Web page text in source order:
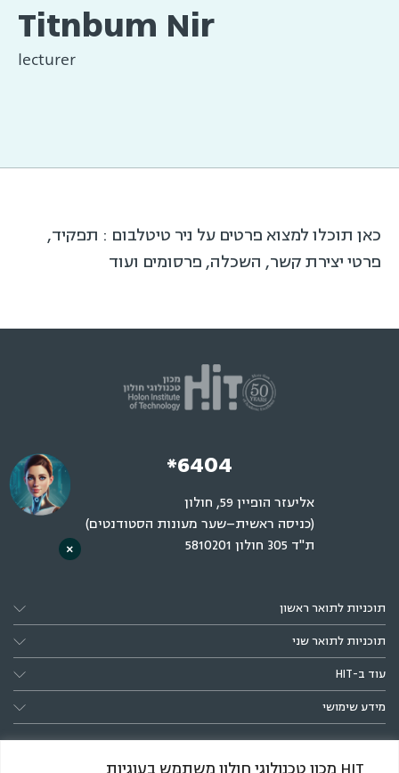
Titnbum Nir
lecturer
כאן תוכלו למצוא פרטים על ניר טיטלבום : תפקיד,
פרטי יצירת קשר, השכלה, פרסומים ועוד
*6404
אליעזר הופיין 59, חולון
(כניסה ראשית–שער מעונות הסטודנטים)
ת"ד 305 חולון 5810201
תוכניות לתואר ראשון
תוכניות לתואר שני
עוד ב-HIT
מידע שימושי
×